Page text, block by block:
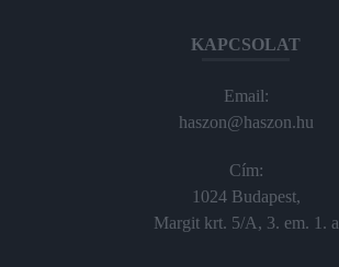
KAPCSOLAT
Email:
haszon@haszon.hu
Cím:
1024 Budapest,
Margit krt. 5/A, 3. em. 1. a